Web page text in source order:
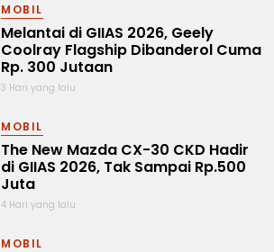
MOBIL
Melantai di GIIAS 2026, Geely
Coolray Flagship Dibanderol Cuma
Rp. 300 Jutaan
3 Hari yang lalu
MOBIL
The New Mazda CX-30 CKD Hadir
di GIIAS 2026, Tak Sampai Rp.500
Juta
4 Hari yang lalu
MOBIL